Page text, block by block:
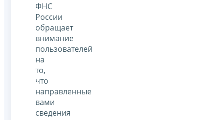
ФНС
России
обращает
внимание
пользователей
на
то,
что
направленные
вами
сведения